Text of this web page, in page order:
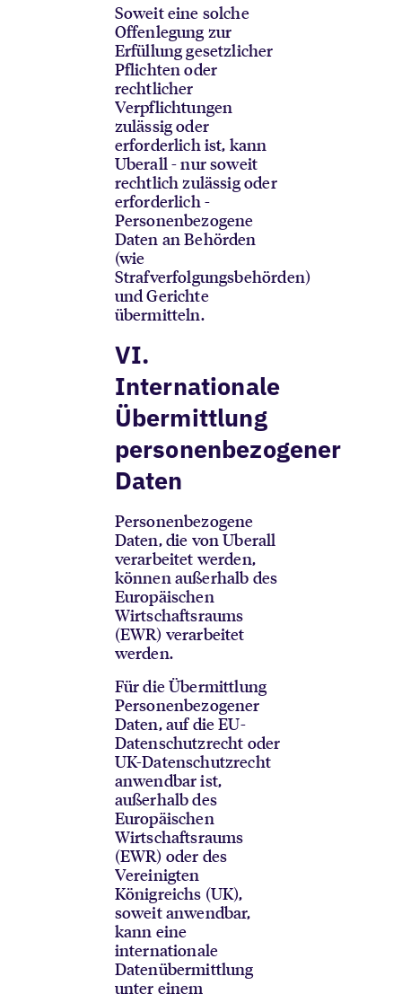
Soweit eine solche
Offenlegung zur
Erfüllung gesetzlicher
Pflichten oder
rechtlicher
Verpflichtungen
zulässig oder
erforderlich ist, kann
Uberall - nur soweit
rechtlich zulässig oder
erforderlich -
Personenbezogene
Daten an Behörden
(wie
Strafverfolgungsbehörden)
und Gerichte
übermitteln.
VI.
Internationale
Übermittlung
personenbezogener
Daten
Personenbezogene
Daten, die von Uberall
verarbeitet werden,
können außerhalb des
Europäischen
Wirtschaftsraums
(EWR) verarbeitet
werden.
Für die Übermittlung
Personenbezogener
Daten, auf die EU-
Datenschutzrecht oder
UK-Datenschutzrecht
anwendbar ist,
außerhalb des
Europäischen
Wirtschaftsraums
(EWR) oder des
Vereinigten
Königreichs (UK),
soweit anwendbar,
kann eine
internationale
Datenübermittlung
unter einem